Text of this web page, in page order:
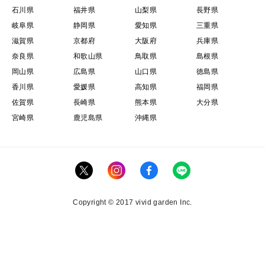
石川県
福井県 山梨県
長野県
岐阜県
静岡県 愛知県
三重県
滋賀県
京都府 大阪府
兵庫県
奈良県
和歌山県 鳥取県
島根県
岡山県
広島県 山口県
徳島県
香川県
愛媛県 高知県
福岡県
佐賀県
長崎県 熊本県
大分県
宮崎県
鹿児島県 沖縄県
Copyright © 2017 vivid garden Inc.